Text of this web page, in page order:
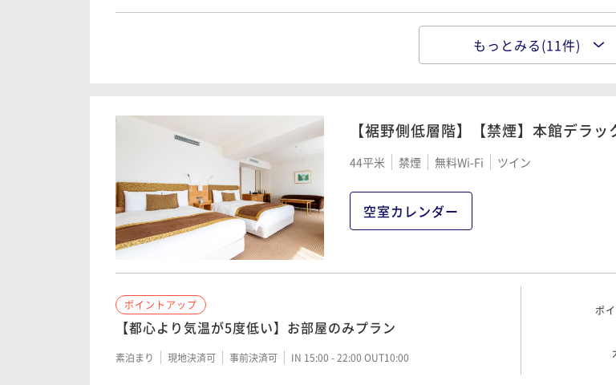
朝食付き 現地決済可 事前決済可 IN 15:00 - 20:00 OUT11:00
ポ
ポイントアップ
【最大22時間滞在可能】富士山の伏流水とともに始まる身体に
やさしく目にも美しい銀明翠の和朝食付プラン
朝食付き 事前決済可 IN 14:00 - 22:00 OUT12:00
ポイントアップ
【京会席豪華ディナー付】【夕食のみ】四季の味覚を五感で愉
ポ
【宿の日】【御殿場プレミアムアウトレットサービスクーポン
【都心より気温が5度低い】【御殿場アウトレットクーポンシー
ト付】銀明翠の和朝食付プラン
朝食付き 現地決済可 事前決済可 IN 15:00 - 20:00 OUT11:00
ポイントアップ
【返金不可】【カード決済限定】ブランド米ごてんばこしひか
りを味わう和朝食付プラン
朝食付き 事前決済可 IN 15:00 - 24:00 OUT11:00
ポ
もっとみる(11件)
【裾野側低層階】【禁煙】本館デラッ
44平米 禁煙 無料Wi-Fi ツイン
空室カレンダー
ポイントアップ
【都心より気温が5度低い】お部屋のみプラン
素泊まり 現地決済可 事前決済可 IN 15:00 - 22:00 OUT10:00
ポ